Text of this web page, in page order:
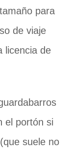
para
de viaje
licencia de
el portón si
suele no